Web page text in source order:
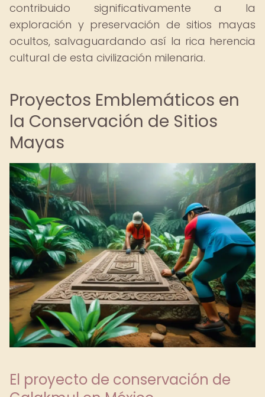
contribuido significativamente a la
exploración y preservación de sitios mayas
ocultos, salvaguardando así la rica herencia
cultural de esta civilización milenaria.
Proyectos Emblemáticos en
la Conservación de Sitios
Mayas
El proyecto de conservación de